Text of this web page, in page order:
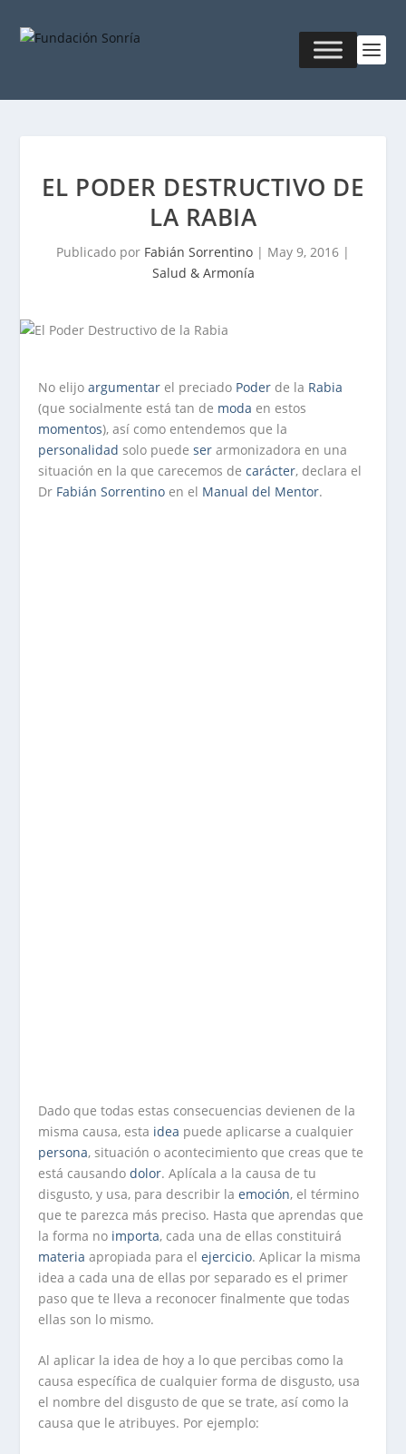
EL PODER DESTRUCTIVO DE
LA RABIA
Publicado por Fabián Sorrentino | May 9, 2016 |
Salud & Armonía
No elijoargumentar el preciado Poder de la Rabia
(que socialmente está tan de moda en estos
momentos), así como entendemos que la
personalidad solo puedeser armonizadora en una
situación en la que carecemos decarácter, declara el
Dr Fabián Sorrentino en el Manual del Mentor.
Dado que todas estas consecuencias devienen de la
misma causa, esta idea puede aplicarse a cualquier
persona, situación o acontecimiento que creas que te
está causandodolor. Aplícala a la causa de tu
disgusto, y usa, para describir laemoción, el término
que te parezca más preciso. Hasta que aprendas que
la forma no importa, cada una de ellas constituirá
materia apropiada para elejercicio. Aplicar la misma
idea a cada una de ellas por separado es el primer
paso que te lleva a reconocer finalmente que todas
ellas son lo mismo.
Al aplicar la idea de hoy a lo que percibas como la
causa específica de cualquier forma de disgusto, usa
el nombre del disgusto de que se trate, así como la
causa que le atribuyes. Por ejemplo: